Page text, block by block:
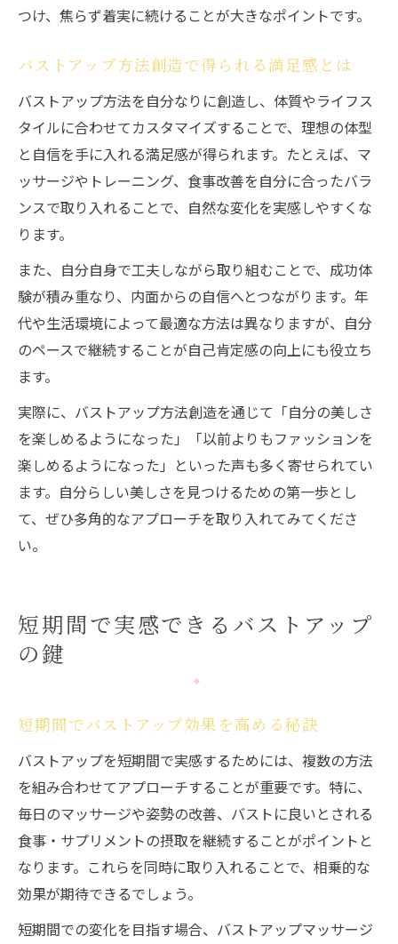
つけ、焦らず着実に続けることが大きなポイントです。
バストアップ方法創造で得られる満足感とは
バストアップ方法を自分なりに創造し、体質やライフス
タイルに合わせてカスタマイズすることで、理想の体型
と自信を手に入れる満足感が得られます。たとえば、マ
ッサージやトレーニング、食事改善を自分に合ったバラ
ンスで取り入れることで、自然な変化を実感しやすくな
ります。
また、自分自身で工夫しながら取り組むことで、成功体
験が積み重なり、内面からの自信へとつながります。年
代や生活環境によって最適な方法は異なりますが、自分
のペースで継続することが自己肯定感の向上にも役立ち
ます。
実際に、バストアップ方法創造を通じて「自分の美しさ
を楽しめるようになった」「以前よりもファッションを
楽しめるようになった」といった声も多く寄せられてい
ます。自分らしい美しさを見つけるための第一歩とし
て、ぜひ多角的なアプローチを取り入れてみてくださ
い。
短期間で実感できるバストアップ
の鍵
短期間でバストアップ効果を高める秘訣
バストアップを短期間で実感するためには、複数の方法
を組み合わせてアプローチすることが重要です。特に、
毎日のマッサージや姿勢の改善、バストに良いとされる
食事・サプリメントの摂取を継続することがポイントと
なります。これらを同時に取り入れることで、相乗的な
効果が期待できるでしょう。
短期間での変化を目指す場合、バストアップマッサージ